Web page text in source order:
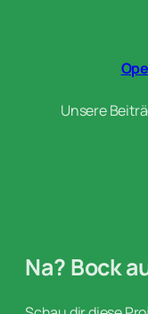
Unsere
Na? Bock